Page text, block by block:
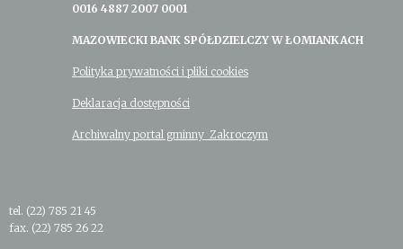
0016 4887 2007 0001
MAZOWIECKI BANK SPÓŁDZIELCZY W ŁOMIANKACH
Polityka prywatności i pliki cookies
Deklaracja dostępności
Archiwalny portal gminny Zakroczym
tel. (22) 785 21 45
fax. (22) 785 26 22